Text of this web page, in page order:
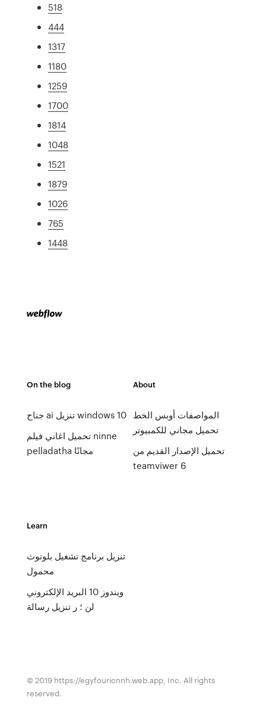
518
444
1317
1180
1259
1700
1814
1048
1521
1879
1026
765
1448
On the blog
جناح ai تنزيل windows 10
تحميل اغاني فيلم ninne
pelladatha مجانًا
About
المواصفات أوبس الخط
تحميل مجاني للكمبيوتر
تحميل الإصدار القديم من
teamviwer 6
Learn
تنزيل برنامج تشغيل بلوتوث
محمول
ويندوز 10 البريد الإلكتروني
لن ؛ ر تنزيل رسالة
© 2019 https://egyfouricnnh.web.app, Inc. All rights
reserved.